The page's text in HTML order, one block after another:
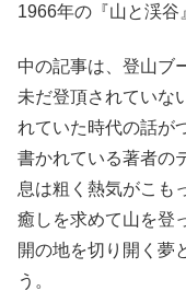
1966年の『山と渓谷
中の記事は、登山ブ
未だ登頂されていな
れていた時代の話が
書かれている著者の
息は粗く熱気がこも
癒しを求めて山を登
開の地を切り開く夢
う。